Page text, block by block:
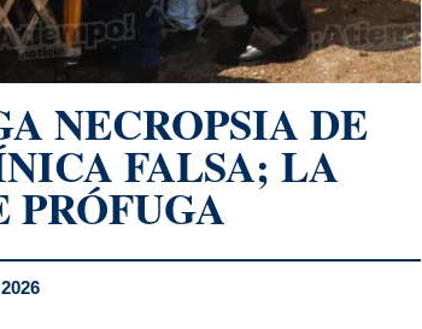
NECROPSIA DE
FALSA; LA
PRÓFUGA